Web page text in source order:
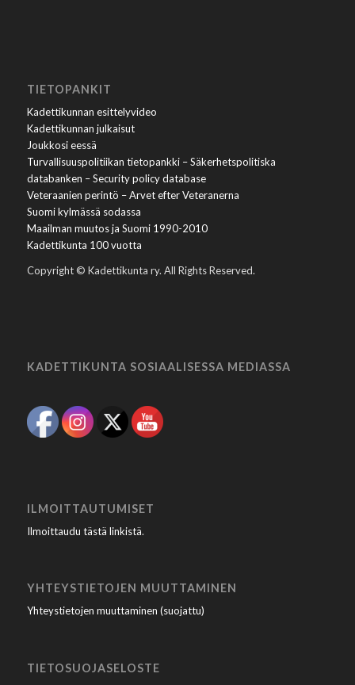
TIETOPANKIT
Kadettikunnan esittelyvideo
Kadettikunnan julkaisut
Joukkosi eessä
Turvallisuuspolitiikan tietopankki – Säkerhetspolitiska
databanken – Security policy database
Veteraanien perintö – Arvet efter Veteranerna
Suomi kylmässä sodassa
Maailman muutos ja Suomi 1990-2010
Kadettikunta 100 vuotta
Copyright © Kadettikunta ry. All Rights Reserved.
KADETTIKUNTA SOSIAALISESSA MEDIASSA
ILMOITTAUTUMISET
Ilmoittaudu tästä linkistä.
YHTEYSTIETOJEN MUUTTAMINEN
Yhteystietojen muuttaminen (suojattu)
TIETOSUOJASELOSTE